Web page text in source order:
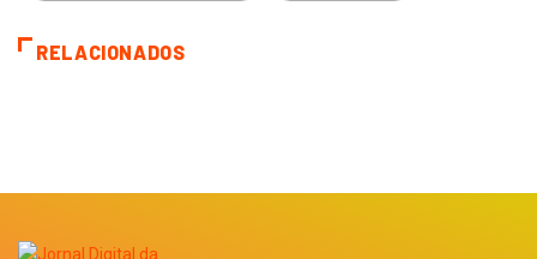
RELACIONADOS